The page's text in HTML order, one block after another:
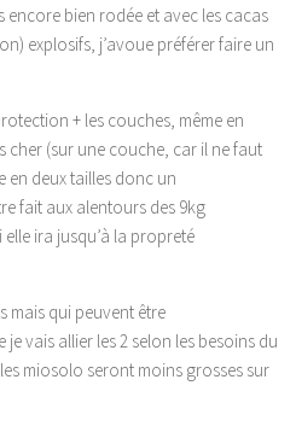
encore bien rodée et avec les cacas
explosifs, j’avoue préférer faire un
+ les couches, même en
cher (sur une couche, car il ne faut
en deux tailles donc un
fait aux alentours des 9kg
ira jusqu’à la propreté
mais qui peuvent être
vais allier les 2 selon les besoins du
miosolo seront moins grosses sur